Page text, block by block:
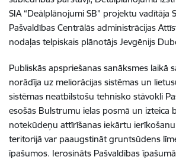
SIA “Deālplānojumi SB” projektu vadītāja
Pašvaldības Centrālās administrācijas
nodaļas telpiskais plānotājs Jevgēnijs
Publiskās apspriešanas sanāksmes laikā
norādīja uz meliorācijas sistēmas un
sistēmas neatbilstošu tehnisko stāvokli
esošās Bulstrumu ielas posmā un izteica
notekūdeņu attīrīšanas iekārtu
teritorijā var paaugstināt gruntsūdens
īpašumos. Ierosināts Pašvaldības